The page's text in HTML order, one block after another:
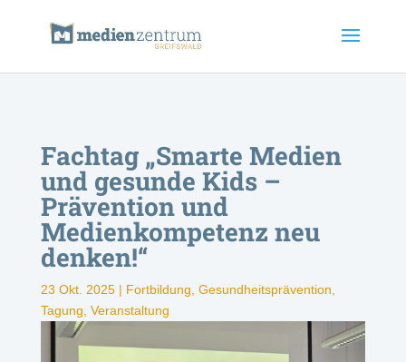
Fachtag „Smarte Medien
und gesunde Kids –
Prävention und
Medienkompetenz neu
denken!“
23 Okt. 2025| Fortbildung Gesundheitsprävention
Tagung Veranstaltung